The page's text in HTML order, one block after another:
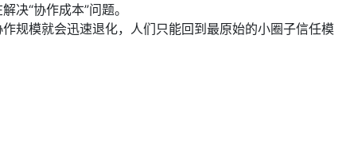
决“协作成本”问题。
规模就会迅速退化，人们只能回到最原始的小圈子信任模